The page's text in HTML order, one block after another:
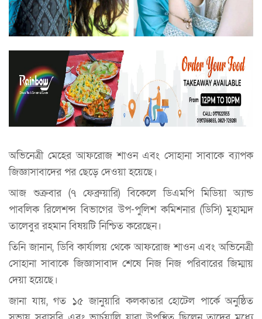
অভিনেত্রী মেহের আফরোজ শাওন এবং সোহানা সাবাকে ব্যাপক
জিজ্ঞাসাবাদের পর ছেড়ে দেওয়া হয়েছে।
আজ শুক্রবার (৭ ফেব্রুয়ারি) বিকেলে ডিএমপি মিডিয়া অ্যান্ড
পাবলিক রিলেশন্স বিভাগের উপ-পুলিশ কমিশনার (ডিসি) মুহাম্মদ
তালেবুর রহমান বিষয়টি নিশ্চিত করেছেন।
তিনি জানান, ডিবি কার্যালয় থেকে আফরোজ শাওন এবং অভিনেত্রী
সোহানা সাবাকে জিজ্ঞাসাবাদ শেষে নিজ নিজ পরিবারের জিম্মায়
দেয়া হয়েছে।
জানা যায়, গত ১৫ জানুয়ারি কলকাতার হোটেল পার্কে অনুষ্ঠিত